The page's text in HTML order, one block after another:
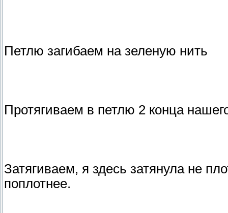
Петлю загибаем на зеленую нить
Протягиваем в петлю 2 конца
Затягиваем, я здесь затянула не
поплотнее.